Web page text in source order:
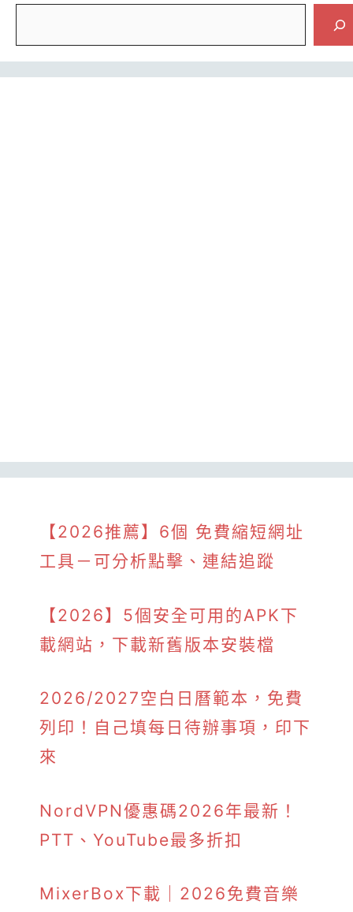
【2026推薦】6個 免費縮短網址
工具－可分析點擊、連結追蹤
【2026】5個安全可用的APK下
載網站，下載新舊版本安裝檔
2026/2027空白日曆範本，免費
列印！自己填每日待辦事項，印下
來
NordVPN優惠碼2026年最新！
PTT、YouTube最多折扣
MixerBox下載｜2026免費音樂